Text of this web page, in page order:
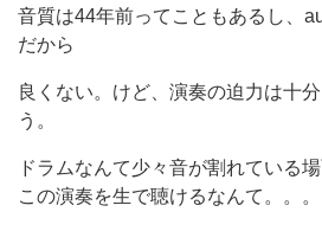
音質は44年前ってこともあるし、
だから
良くない。けど、演奏の迫力は十
う。
ドラムなんて少々音が割れている場
この演奏を生で聴けるなんて。。。